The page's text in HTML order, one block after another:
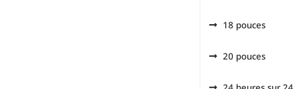
18 pouces
20 pouces